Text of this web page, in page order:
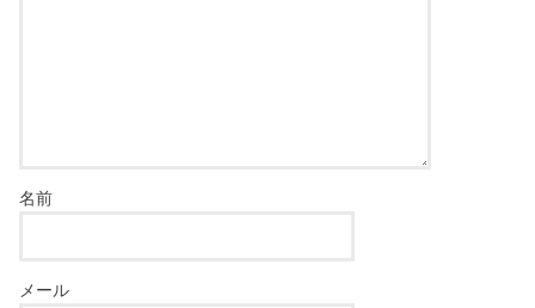
名前
メール